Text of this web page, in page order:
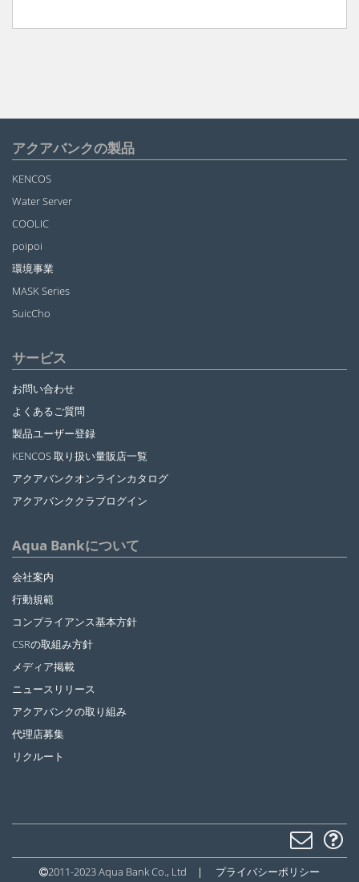
アクアバンクの製品
KENCOS
Water Server
COOLIC
poipoi
環境事業
MASK Series
SuicCho
サービス
お問い合わせ
よくあるご質問
製品ユーザー登録
KENCOS 取り扱い量販店一覧
アクアバンクオンラインカタログ
アクアバンククラブログイン
Aqua Bankについて
会社案内
行動規範
コンプライアンス基本方針
CSRの取組み方針
メディア掲載
ニュースリリース
アクアバンクの取り組み
代理店募集
リクルート
2011-2023 Aqua Bank Co., Ltd | プライバシーポリシー